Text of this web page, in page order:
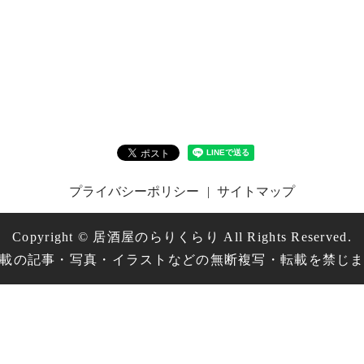
プライバシーポリシー サイトマップ
Copyright © 居酒屋のらりくらり All Rights Reserved.
の記事・写真・イラストなどの無断複写・転載を禁じ